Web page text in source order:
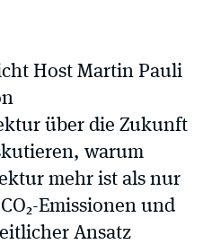
Host Martin Pauli
über die Zukunft
warum
mehr ist als nur
Emissionen und
Ansatz